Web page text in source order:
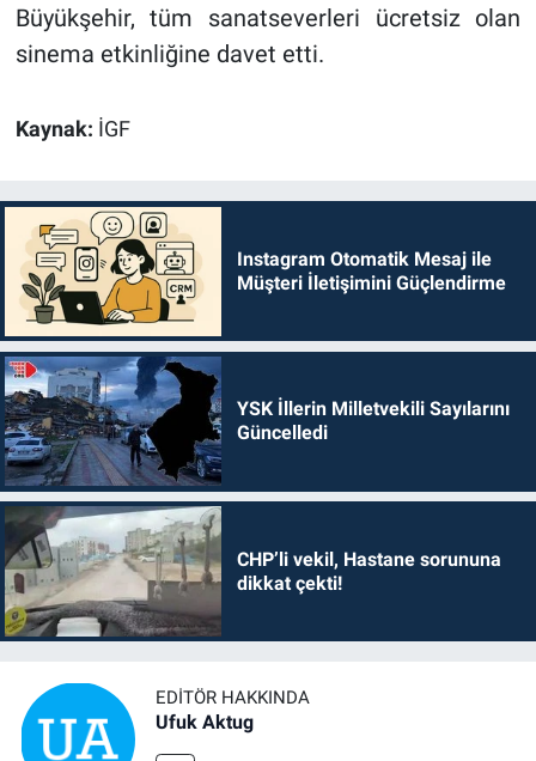
Büyükşehir, tüm sanatseverleri ücretsiz olan
sinema etkinliğine davet etti.
Kaynak: İGF
Instagram Otomatik Mesaj ile
Müşteri İletişimini Güçlendirme
YSK İllerin Milletvekili Sayılarını
Güncelledi
CHP’li vekil, Hastane sorununa
dikkat çekti!
EDITÖR HAKKINDA
Ufuk Aktug